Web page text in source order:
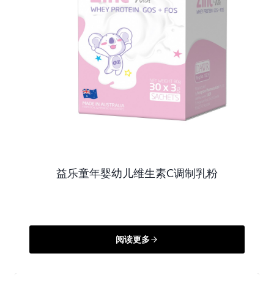
益乐童年婴幼儿维生素C调制乳粉
阅读更多